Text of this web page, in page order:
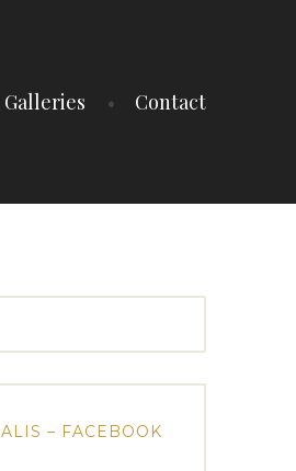
Galleries Contact
– FACEBOOK